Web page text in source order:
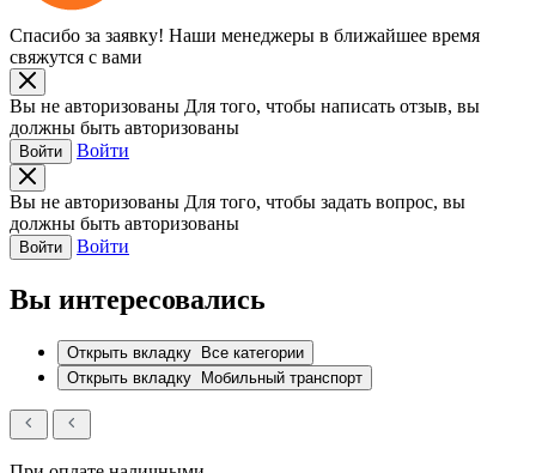
Спасибо за заявку! Наши менеджеры в ближайшее время
свяжутся с вами
Вы не авторизованы Для того, чтобы написать отзыв, вы
должны быть авторизованы
Войти Войти
Вы не авторизованы Для того, чтобы задать вопрос, вы
должны быть авторизованы
Войти Войти
Вы интересовались
Открыть вкладку
Все категории
Открыть вкладку
Мобильный транспорт